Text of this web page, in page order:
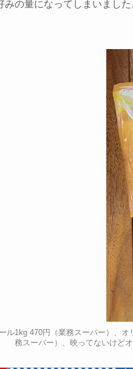
みの量になってしまいまし
ル1kg 470円（業務スーパー）、
務スーパー）、映ってないけど